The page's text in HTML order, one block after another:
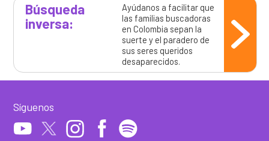
Búsqueda
inversa:
Ayúdanos a facilitar que
las familias buscadoras
en Colombia sepan la
suerte y el paradero de
sus seres queridos
desaparecidos.
Síguenos